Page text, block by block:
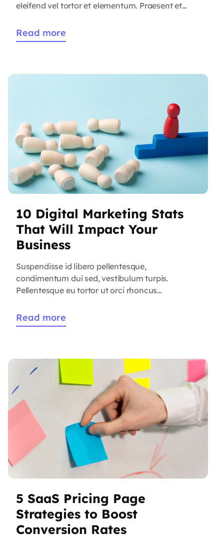
eleifend vel tortor et elementum. Praesent et
maximus eros non quam convallis consectetur.
Proin sed dignissim dolor. Aliquam interdum,
Read more
10 Digital Marketing Stats
That Will Impact Your
Business
Suspendisse id libero pellentesque,
condimentum dui sed, vestibulum turpis.
Pellentesque eu tortor ut orci rhoncus
viverra. Nulla interdum nibh sit amet convallis
laoreet. Integer sit amet dolor ac lectus semper
feugiat. Nullam et cursus quam. […]
Read more
5 SaaS Pricing Page
Strategies to Boost
Conversion Rates